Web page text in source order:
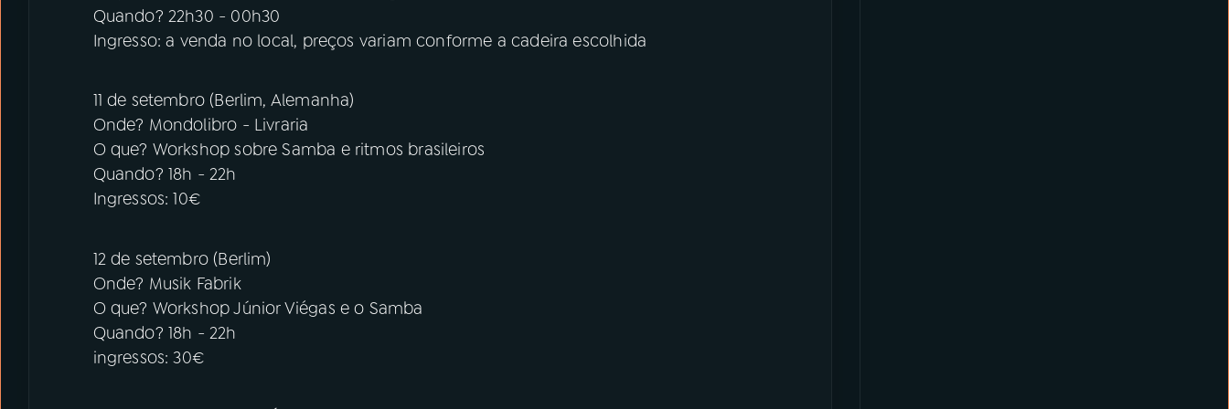
Quando? 22h30 - 00h30
Ingresso: a venda no local, preços variam conforme a cadeira escolhida
11 de setembro (Berlim, Alemanha)
Onde? Mondolibro - Livraria
O que? Workshop sobre Samba e ritmos brasileiros
Quando? 18h - 22h
Ingressos: 10€
12 de setembro (Berlim)
Onde? Musik Fabrik
O que? Workshop Júnior Viégas e o Samba
Quando? 18h - 22h
ingressos: 30€